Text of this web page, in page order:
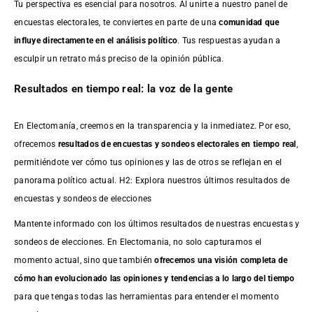
Tu perspectiva es esencial para nosotros. Al unirte a nuestro panel de
encuestas electorales, te conviertes en parte de unacomunidad que
influye directamente en el análisis político. Tus respuestas ayudan a
esculpir un retrato más preciso de la opinión pública.
Resultados en tiempo real: la voz de la gente
En Electomanía, creemos en la transparencia y la inmediatez. Por eso,
ofrecemos resultados deencuestas y sondeos electorales en tiempo real
permitiéndote ver cómo tus opiniones y las de otros se reflejan en el
panorama político actual. H2: Explora nuestros últimos resultados de
encuestas y sondeos de elecciones
Mantente informado con los últimos resultados de nuestras encuestasy
sondeos de elecciones. En Electomania, no solo capturamos el
momento actual, sino que tambiénofrecemos una visión completa de
cómo han evolucionado las opiniones y tendencias a lo largo del tiempo
para que tengas todas las herramientas para entender el momento